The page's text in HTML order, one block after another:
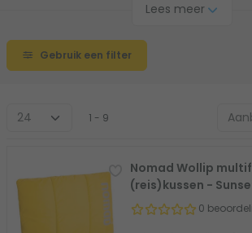
te voren goed in welke situatie jij het
raden wij een kussen die gevuld kan
Ben je opzoek naar een kussen die
Lees meer
Gebruik een filter
1 - 9
Nomad Wollip
(reis)kussen -
0